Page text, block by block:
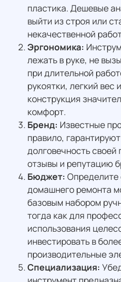
пластика. Дешевые
выйти из строя или
некачественной
Эргономика:
лежать в руке, не
при длительной
рукоятки, легкий вес
конструкция
комфорт.
Бренд: Известные
правило,
долговечность своей
отзывы и репутацию
Бюджет:
домашнего ремонта
базовым набором
тогда как для
использования
инвестировать в
производительные
Специализация: